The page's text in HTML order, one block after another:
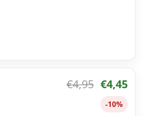
€4,95 €4,45
-10%